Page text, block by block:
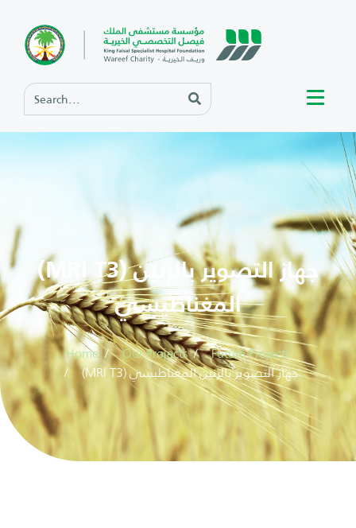
(MRI T3) جهاز التصوير بالرنين
المغناطيسي
Home Our Projects Future Projects
(MRI T3) جهاز التصوير بالرنين المغناطيسي